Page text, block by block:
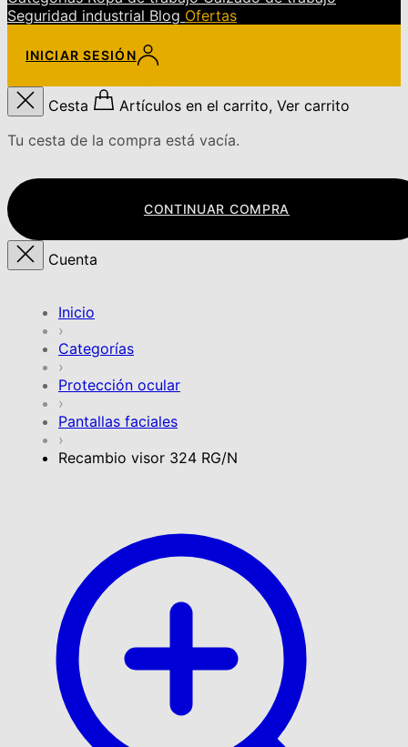
Seguridad industrial Blog Ofertas
INICIAR SESIÓN
Cesta
Artículos en el carrito, Ver carrito
Tu cesta de la compra está vacía.
CONTINUAR COMPRA
Cuenta
Inicio
›
Categorías
›
Protección ocular
›
Pantallas faciales
›
Recambio visor 324 RG/N